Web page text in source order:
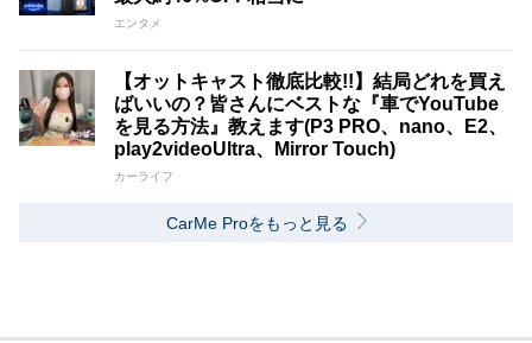
エンタメ
【オットキャスト徹底比較!!】結局どれを買え
ばいいの？皆さんにベストな『車でYouTube
を見る方法』教えます(P3 PRO、nano、E2、
play2videoUltra、Mirror Touch)
カーライフ
CarMe Proをもっと見る